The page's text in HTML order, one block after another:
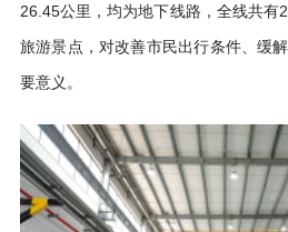
26.45公里，均为地下线路，全线共有
旅游景点，对改善市民出行条件、缓
要意义。